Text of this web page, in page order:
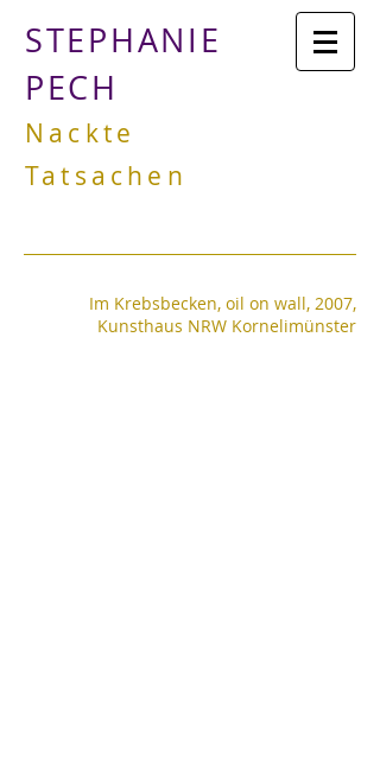
STEPHANIE
PECH
Nackte
Tatsachen
Im Krebsbecken, oil on wall, 2007,
Kunsthaus NRW Kornelimünster